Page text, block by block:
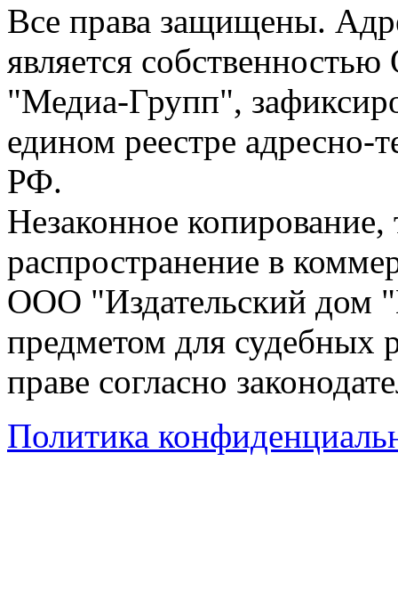
Все права защищены.
является
"Медиа-Групп",
едином реестре адресно-
РФ.
Незаконное
распространение в
ООО "Издательский дом
предметом для судебных
праве согласно
Политика